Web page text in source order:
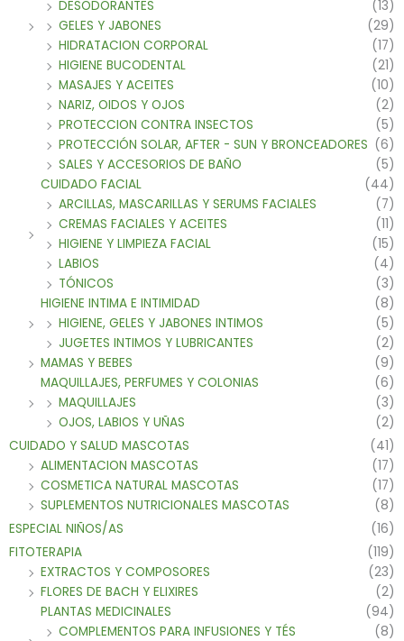
DESODORANTES
(13)
GELES Y JABONES
(29)
HIDRATACION CORPORAL
(17)
HIGIENE BUCODENTAL
(21)
MASAJES Y ACEITES
(10)
NARIZ, OIDOS Y OJOS
(2)
PROTECCION CONTRA INSECTOS
(5)
PROTECCIÓN SOLAR, AFTER - SUN Y BRONCEADORES (6)
SALES Y ACCESORIOS DE BAÑO
(5)
CUIDADO FACIAL
(44)
ARCILLAS, MASCARILLAS Y SERUMS FACIALES
(7)
CREMAS FACIALES Y ACEITES
(11)
HIGIENE Y LIMPIEZA FACIAL
(15)
LABIOS
(4)
TÓNICOS
(3)
HIGIENE INTIMA E INTIMIDAD
(8)
HIGIENE, GELES Y JABONES INTIMOS
(5)
JUGETES INTIMOS Y LUBRICANTES
(2)
MAMAS Y BEBES
(9)
MAQUILLAJES, PERFUMES Y COLONIAS
(6)
MAQUILLAJES
(3)
OJOS, LABIOS Y UÑAS
(2)
CUIDADO Y SALUD MASCOTAS
(41)
ALIMENTACION MASCOTAS
(17)
COSMETICA NATURAL MASCOTAS
(17)
SUPLEMENTOS NUTRICIONALES MASCOTAS
(8)
ESPECIAL NIÑOS/AS
(16)
FITOTERAPIA
(119)
EXTRACTOS Y COMPOSORES
(23)
FLORES DE BACH Y ELIXIRES
(2)
PLANTAS MEDICINALES
(94)
COMPLEMENTOS PARA INFUSIONES Y TÉS
(8)